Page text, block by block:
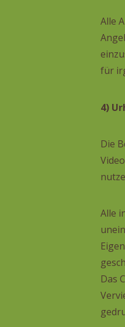
Alle
für
4)
Die
Alle
Das